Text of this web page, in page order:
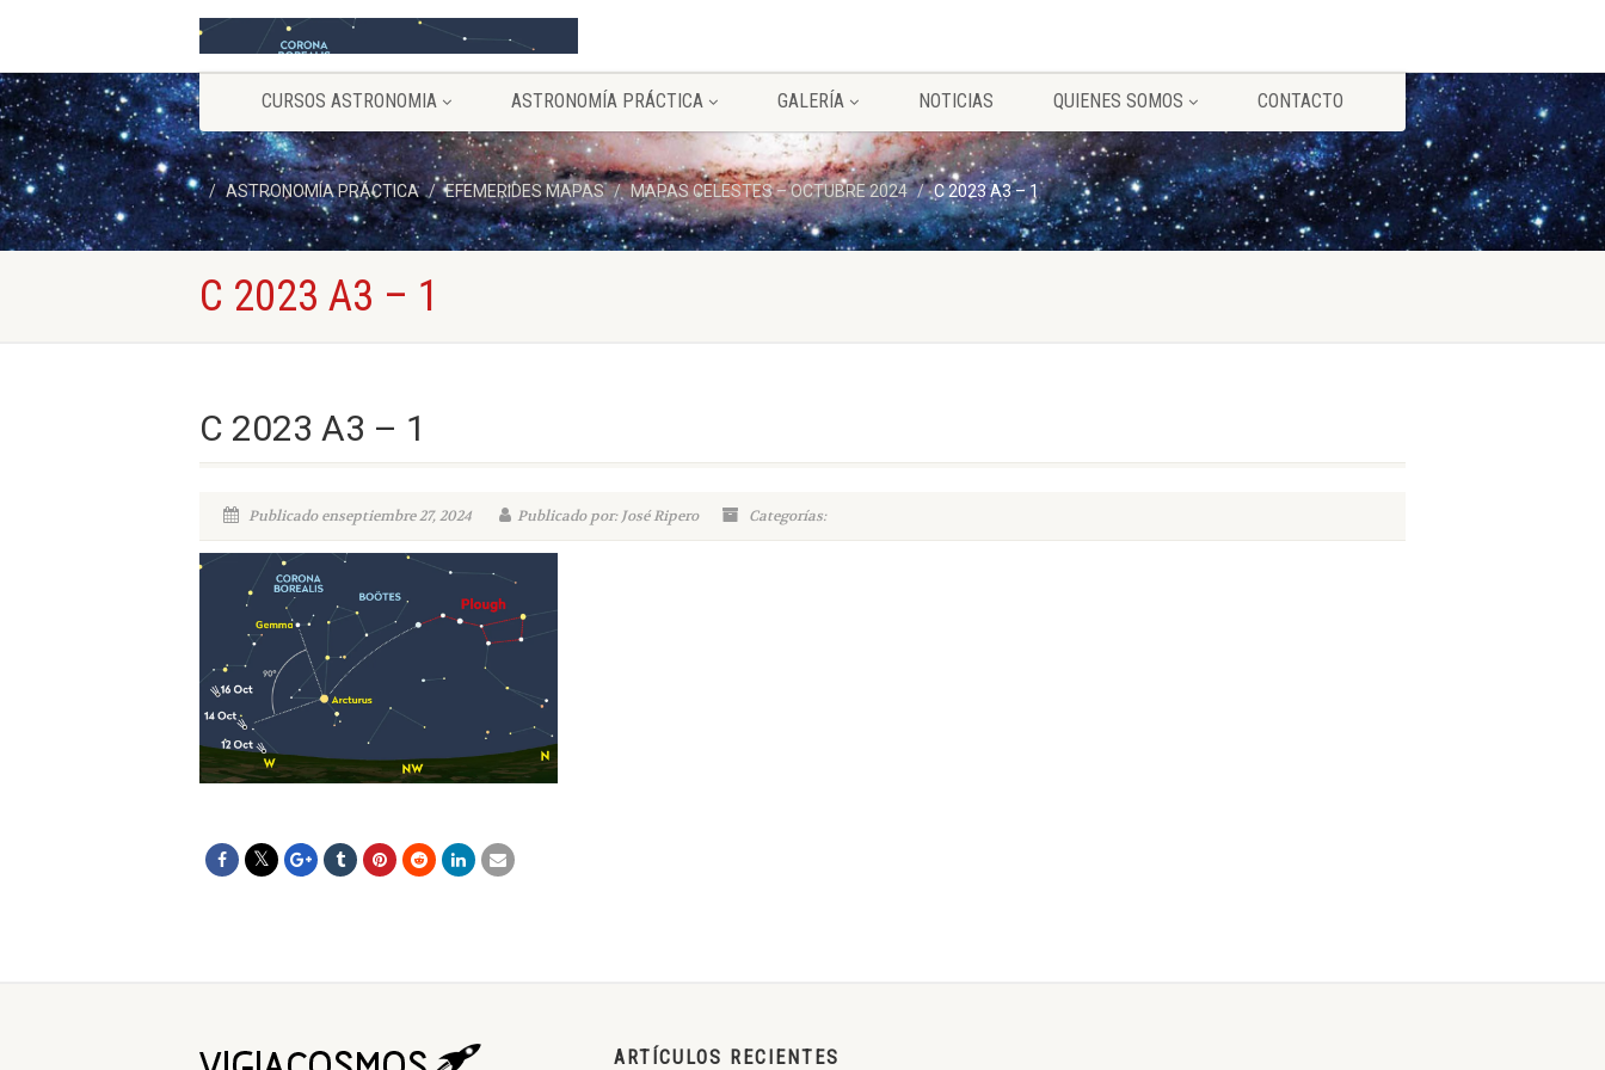
CURSOS ASTRONOMIA ASTRONOMÍA PRÁCTICA GALERÍA NOTICIAS QUIENES SOMOS CONTACTO
ASTRONOMÍA PRÁCTICA EFEMERIDES MAPAS MAPAS CELESTES – OCTUBRE 2024 C 2023 A3 – 1
C 2023 A3 – 1
C 2023 A3 – 1
Publicado enseptiembre 27, 2024 Publicado por: José Ripero Categorías:
ARTÍCULOS RECIENTES